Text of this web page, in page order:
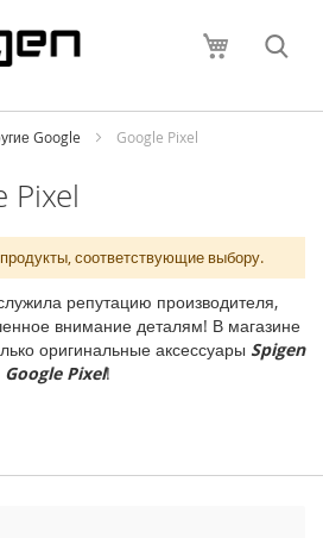
Моя
Google Google Pixel
Pixel
соответствующие выбору.
репутацию производителя,
внимание деталям! В магазине
оригинальные аксессуары Spigen
Google Pixel!